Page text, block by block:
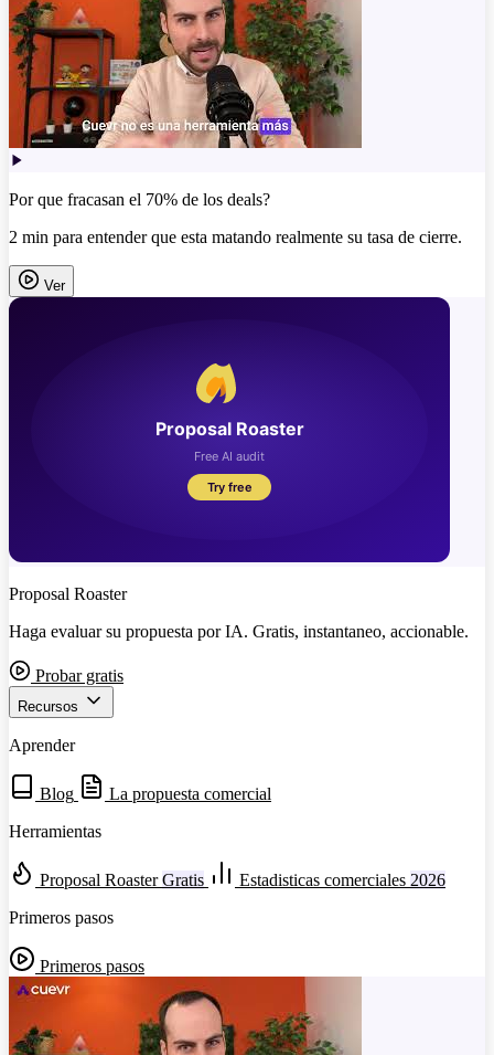
Por que fracasan el 70% de los deals?
2 min para entender que esta matando realmente su tasa de cierre.
Ver
Proposal Roaster
Haga evaluar su propuesta por IA. Gratis, instantaneo, accionable.
Probar gratis
Recursos
Aprender
Blog
La propuesta comercial
Herramientas
Proposal Roaster Gratis Estadisticas comerciales 2026
Primeros pasos
Primeros pasos